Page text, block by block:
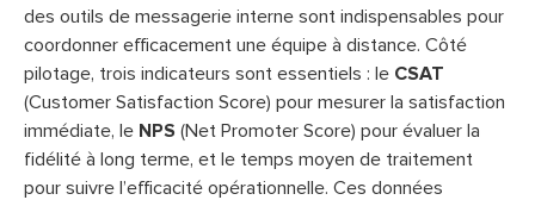
des outils de messagerie interne sont indispensables pour
coordonner efficacement une équipe à distance. Côté
pilotage, trois indicateurs sont essentiels : le CSAT
(Customer Satisfaction Score) pour mesurer la satisfaction
immédiate, le NPS (Net Promoter Score) pour évaluer la
fidélité à long terme, et le temps moyen de traitement
pour suivre l’efficacité opérationnelle. Ces données